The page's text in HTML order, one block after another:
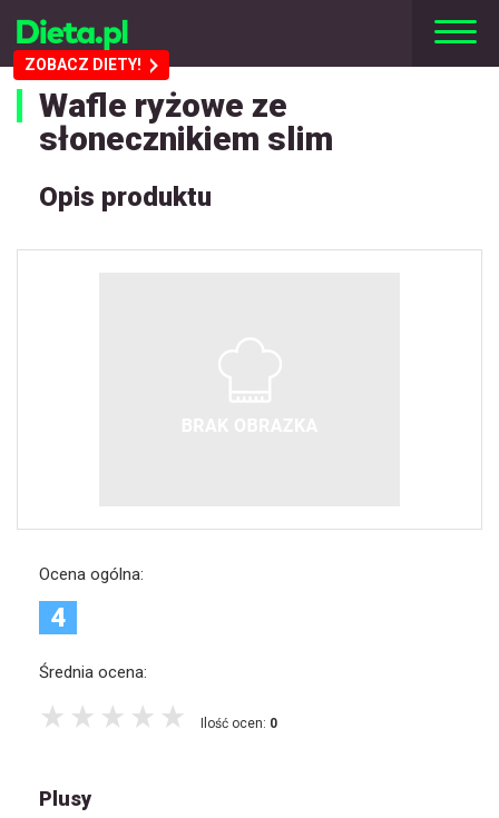
ZOBACZ DIETY!
Wafle ryżowe ze
słonecznikiem slim
Opis produktu
Ocena ogólna:
4
Średnia ocena:
Ilość ocen: 0
Plusy